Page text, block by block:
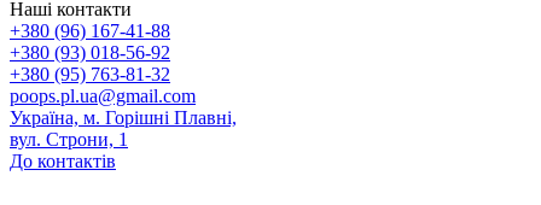
Наші контакти
+380 (96) 167-41-88
+380 (93) 018-56-92
+380 (95) 763-81-32
poops.pl.ua@gmail.com
Україна, м. Горішні Плавні,
вул. Строни, 1
До контактів